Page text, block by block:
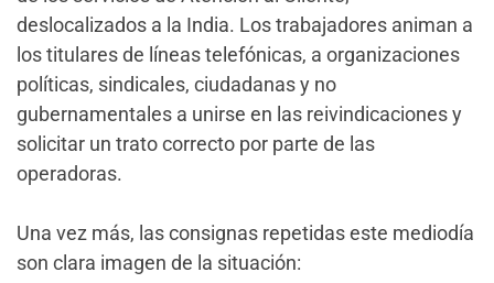
deslocalizados a la India. Los trabajadores animan a
los titulares de líneas telefónicas, a organizaciones
políticas, sindicales, ciudadanas y no
gubernamentales a unirse en las reivindicaciones y
solicitar un trato correcto por parte de las
operadoras.
Una vez más, las consignas repetidas este mediodía
son clara imagen de la situación: